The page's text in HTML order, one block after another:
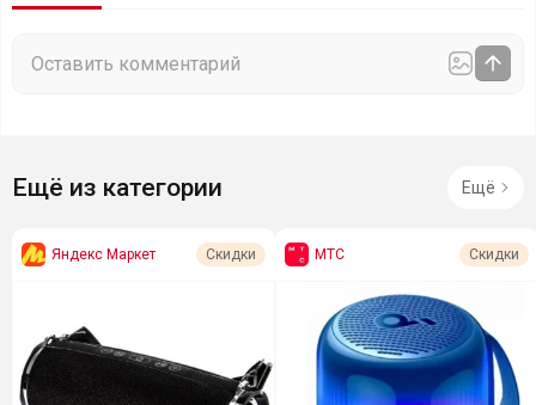
Ещё из категории Ещё
Яндекс Маркет Скидки МТС Скидки